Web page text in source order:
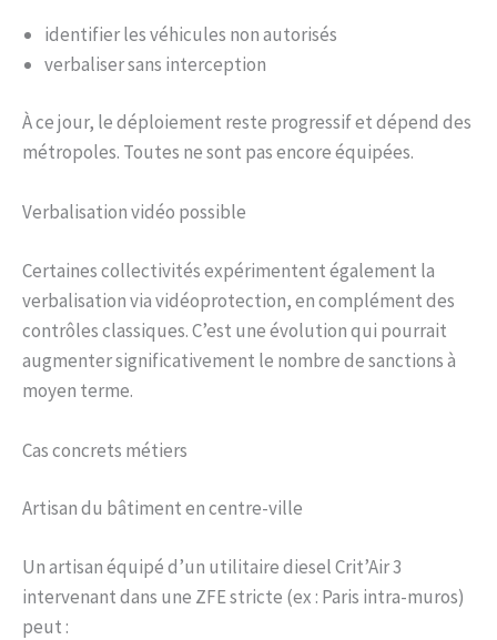
identifier les véhicules non autorisés
verbaliser sans interception
À ce jour, le déploiement reste progressif et dépend des
métropoles. Toutes ne sont pas encore équipées.
Verbalisation vidéo possible
Certaines collectivités expérimentent également la
verbalisation via vidéoprotection, en complément des
contrôles classiques. C’est une évolution qui pourrait
augmenter significativement le nombre de sanctions à
moyen terme.
Cas concrets métiers
Artisan du bâtiment en centre-ville
Un artisan équipé d’un utilitaire diesel Crit’Air 3
intervenant dans une ZFE stricte (ex : Paris intra-muros)
peut :